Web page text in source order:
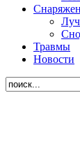
Травмы
Новости